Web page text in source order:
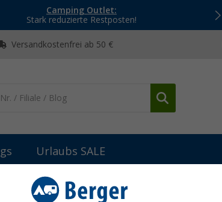
Camping Outlet:
Stark reduzierte Restposten!
Versandkostenfrei ab 50 €
Urlaubs SALE